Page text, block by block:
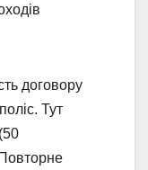
договору
Тут